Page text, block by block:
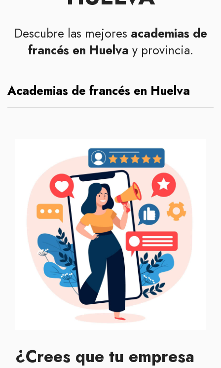
Descubre las mejores academias de
francés en Huelva y provincia.
Academias de francés en Huelva
¿Crees que tu empresa